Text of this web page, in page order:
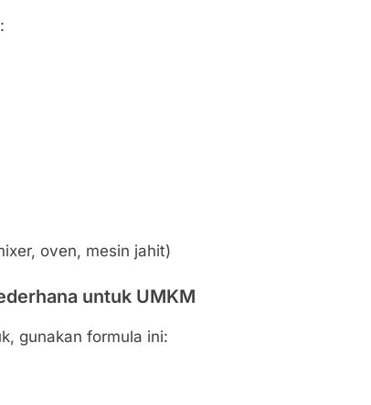
oven, mesin jahit)
untuk UMKM
gunakan formula ini: